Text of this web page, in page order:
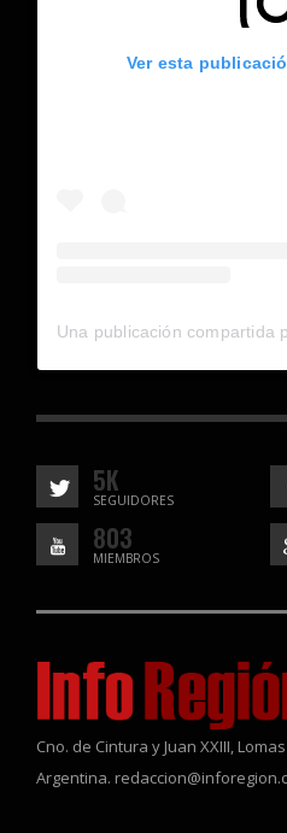
Ver esta
5K
SEGUIDORES
803
MIEMBROS
Cno. de Cintura y Juan XXIII,
Argentina.